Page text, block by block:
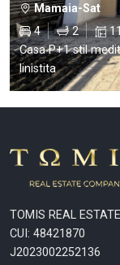
Mamaia-Sat
4
2
Casa P+1 stil
linistita
TOMIS REAL
CUI: 48421870
J2023002252136